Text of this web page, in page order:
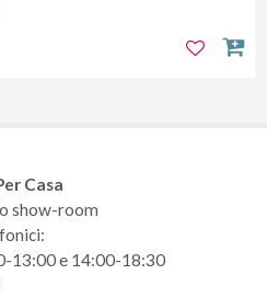
Casa
show-room
13:00 e 14:00-18:30